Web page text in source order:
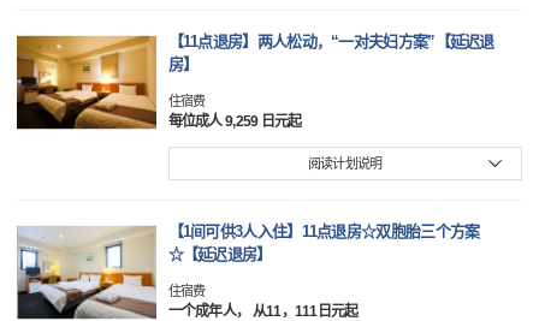
【11点退房】两人松动，“一对夫妇方案”【延迟退
房】
住宿费
每位成人 9,259 日元起
阅读计划说明
【1间可供3人入住】11点退房☆双胞胎三个方案
☆【延迟退房】
住宿费
一个成年人， 从11，111日元起